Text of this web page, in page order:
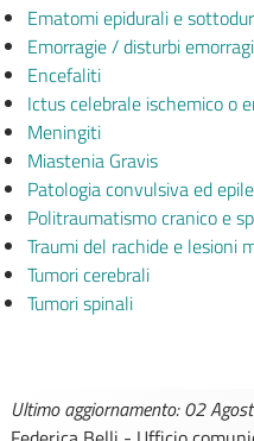
Ematomi epidurali e
Emorragie / disturbi
Encefaliti
Ictus celebrale ischemico o
Meningiti
Miastenia Gravis
Patologia convulsiva ed
Politraumatismo cranico e
Traumi del rachide e lesioni
Tumori cerebrali
Tumori spinali
Ultimo aggiornamento: 02